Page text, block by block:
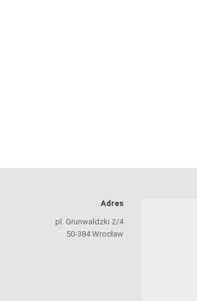
Adres
pl. Grunwaldzki 2/4
50-384 Wrocław